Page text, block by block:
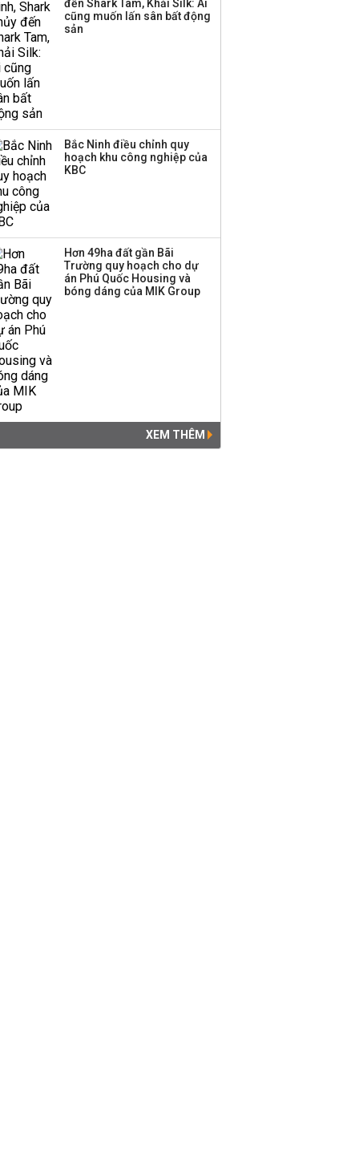
18/6, Hà Nội mưa rào, Tây
Bắc, Đông Bắc có dông,...
ĐÔ THỊ 06:00 | 18/06/2026
Thị trường thường
đến Shark Tam, Khải Silk: Ai
cũng muốn lấn sân bất động
sản
Bắc Ninh điều chỉnh quy
hoạch khu công nghiệp của
KBC
Hơn 49ha đất gần Bãi
Trường quy hoạch cho dự
án Phú Quốc Housing và
bóng dáng của MIK Group
XEM THÊM